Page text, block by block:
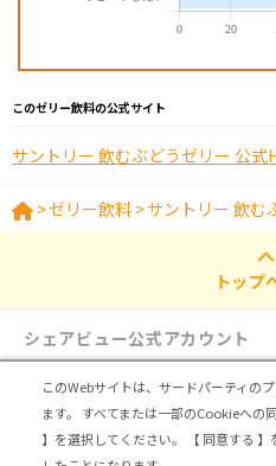
このゼリー飲料の公式サイト
サントリー 飲むぶどうゼリー 公式
>ゼリー飲料 >サントリー 飲む
トップ
シェアビュー公式アカウント
ログイン
トップ | シェアビューとは レビュアー向
このWebサイトは、サードパーティの
ます。
すべてまたは一部のCookieへの
】を選択してください。
【 同意する